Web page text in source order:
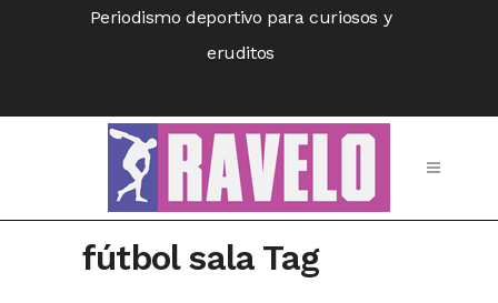
Periodismo deportivo para curiosos y
eruditos
fútbol sala Tag